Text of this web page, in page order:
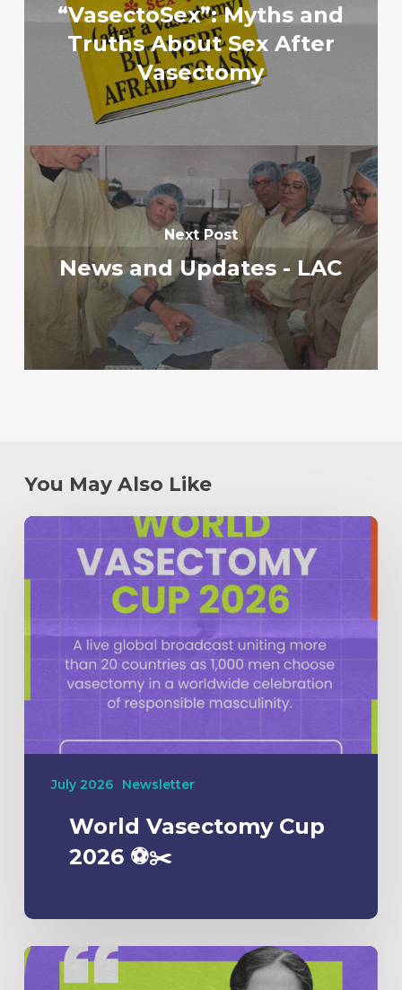
“VasectoSex”: Myths and
Truths About Sex After
Vasectomy
Next Post
News and Updates - LAC
You May Also Like
July 2026 Newsletter
World Vasectomy Cup
2026 ⚽️✂️